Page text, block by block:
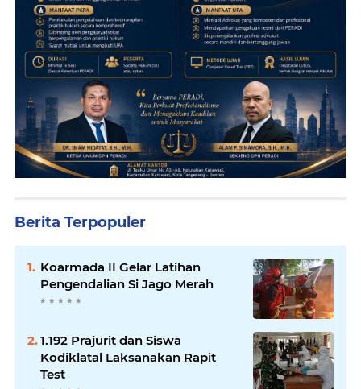
Berita Terpopuler
Koarmada II Gelar Latihan
Pengendalian Si Jago Merah
1.192 Prajurit dan Siswa
Kodiklatal Laksanakan Rapit
Test